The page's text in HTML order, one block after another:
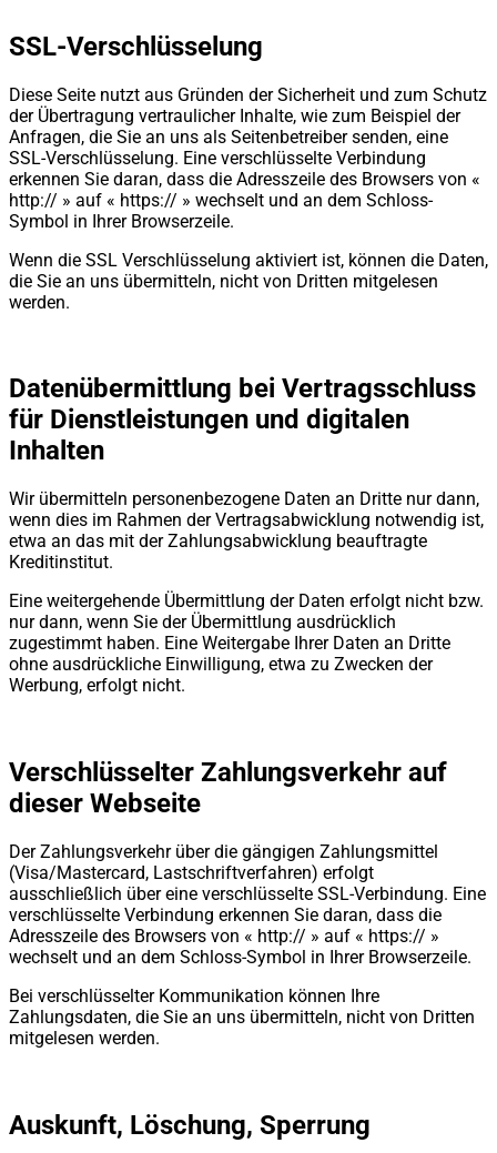
SSL-Verschlüsselung
Diese Seite nutzt aus Gründen der Sicherheit und zum Schutz
der Übertragung vertraulicher Inhalte, wie zum Beispiel der
Anfragen, die Sie an uns als Seitenbetreiber senden, eine
SSL-Verschlüsselung. Eine verschlüsselte Verbindung
erkennen Sie daran, dass die Adresszeile des Browsers von «
http:// » auf « https:// » wechselt und an dem Schloss-
Symbol in Ihrer Browserzeile.
Wenn die SSL Verschlüsselung aktiviert ist, können die Daten,
die Sie an uns übermitteln, nicht von Dritten mitgelesen
werden.
Datenübermittlung bei Vertragsschluss
für Dienstleistungen und digitalen
Inhalten
Wir übermitteln personenbezogene Daten an Dritte nur dann,
wenn dies im Rahmen der Vertragsabwicklung notwendig ist,
etwa an das mit der Zahlungsabwicklung beauftragte
Kreditinstitut.
Eine weitergehende Übermittlung der Daten erfolgt nicht bzw.
nur dann, wenn Sie der Übermittlung ausdrücklich
zugestimmt haben. Eine Weitergabe Ihrer Daten an Dritte
ohne ausdrückliche Einwilligung, etwa zu Zwecken der
Werbung, erfolgt nicht.
Verschlüsselter Zahlungsverkehr auf
dieser Webseite
Der Zahlungsverkehr über die gängigen Zahlungsmittel
(Visa/Mastercard, Lastschriftverfahren) erfolgt
ausschließlich über eine verschlüsselte SSL-Verbindung. Eine
verschlüsselte Verbindung erkennen Sie daran, dass die
Adresszeile des Browsers von « http:// » auf « https:// »
wechselt und an dem Schloss-Symbol in Ihrer Browserzeile.
Bei verschlüsselter Kommunikation können Ihre
Zahlungsdaten, die Sie an uns übermitteln, nicht von Dritten
mitgelesen werden.
Auskunft, Löschung, Sperrung